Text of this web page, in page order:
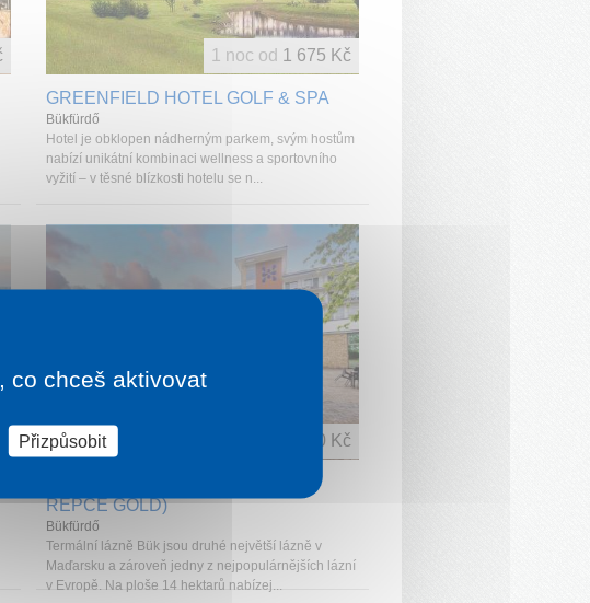
GREENFIELD HOTEL GOLF & SPA
Bükfürdő
Hotel je obklopen nádherným parkem, svým hostům
nabízí unikátní kombinaci wellness a sportovního
vyžití – v těsné blízkosti hotelu se n...
1 noc od 1 675 Kč
RÉPCE GOLD)
Bükfürdő
Termální lázně Bük jsou druhé největší lázně v
Maďarsku a zároveň jedny z nejpopulárnějších lázní
v Evropě. Na ploše 14 hektarů nabízej...
2 860 Kč
co chceš aktivovat
Přizpůsobit